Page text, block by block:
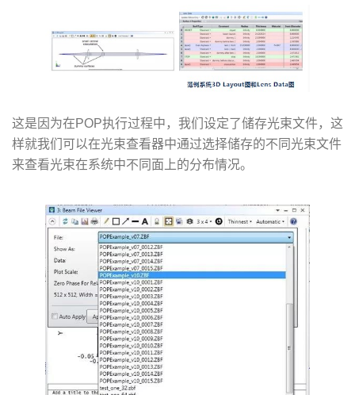
这是因为在POP执行过程中，我们设定了储存光束文件，这
样就我们可以在光束查看器中通过选择储存的不同光束文件
来查看光束在系统中不同面上的分布情况。